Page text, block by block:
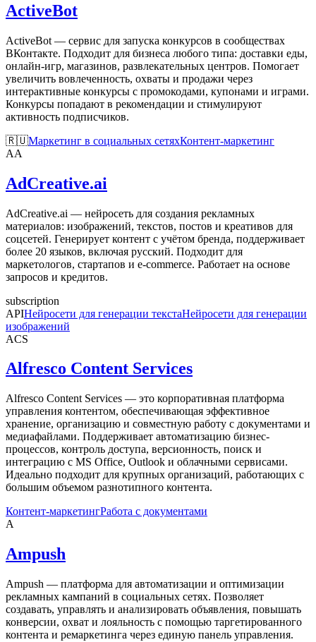
ActiveBot
ActiveBot — сервис для запуска конкурсов в сообществах
ВКонтакте. Подходит для бизнеса любого типа: доставки еды,
онлайн-игр, магазинов, развлекательных центров. Помогает
увеличить вовлеченность, охваты и продажи через
интерактивные конкурсы с промокодами, купонами и играми.
Конкурсы попадают в рекомендации и стимулируют
активность подписчиков.
🇷🇺Маркетинг в социальных сетяхКонтент-маркетинг
AA
AdCreative.ai
AdCreative.ai — нейросеть для создания рекламных
материалов: изображений, текстов, постов и креативов для
соцсетей. Генерирует контент с учётом бренда, поддерживает
более 20 языков, включая русский. Подходит для
маркетологов, стартапов и e-commerce. Работает на основе
запросов и кредитов.
subscription
APIНейросети для генерации текстаНейросети для генерации
изображений
ACS
Alfresco Content Services
Alfresco Content Services — это корпоративная платформа
управления контентом, обеспечивающая эффективное
хранение, организацию и совместную работу с документами и
медиафайлами. Поддерживает автоматизацию бизнес-
процессов, контроль доступа, версионность, поиск и
интеграцию с MS Office, Outlook и облачными сервисами.
Идеально подходит для крупных организаций, работающих с
большим объемом разнотипного контента.
Контент-маркетингРабота с документами
A
Ampush
Ampush — платформа для автоматизации и оптимизации
рекламных кампаний в социальных сетях. Позволяет
создавать, управлять и анализировать объявления, повышать
конверсии, охват и лояльность с помощью таргетированного
контента и ремаркетинга через единую панель управления.